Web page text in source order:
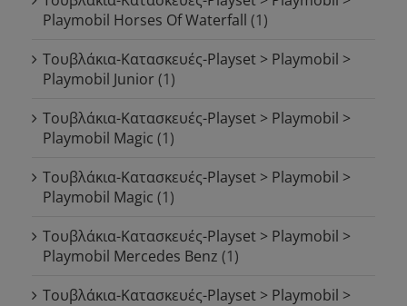
Playmobil Horses Of Waterfall (1)
Τουβλάκια-Κατασκευές-Playset > Playmobil >
Playmobil Junior (1)
Τουβλάκια-Κατασκευές-Playset > Playmobil >
Playmobil Magic (1)
Τουβλάκια-Κατασκευές-Playset > Playmobil >
Playmobil Magic (1)
Τουβλάκια-Κατασκευές-Playset > Playmobil >
Playmobil Mercedes Benz (1)
Τουβλάκια-Κατασκευές-Playset > Playmobil >